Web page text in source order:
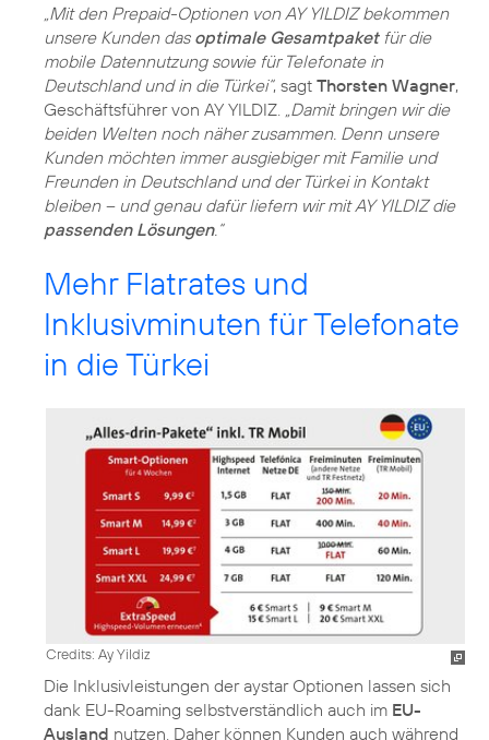
„Mit den Prepaid-Optionen von AY YILDIZ bekommen
unsere Kunden das optimale Gesamtpaketfür die
mobile Datennutzung sowie für Telefonate in
Deutschland und in die Türkei“, sagt Thorsten Wagner,
Geschäftsführer von AY YILDIZ.
„Damit bringen wir die
beiden Welten noch näher zusammen. Denn unsere
Kunden möchten immer ausgiebiger mit Familie und
Freunden in Deutschland und der Türkei in Kontakt
bleiben – und genau dafür liefern wir mit AY YILDIZ die
passenden Lösungen.“
Mehr Flatrates und
Inklusivminuten für Telefonate
in die Türkei
Credits: Ay Yildiz
Die Inklusivleistungen der aystar Optionen lassen sich
dank EU-Roaming selbstverständlich auch im EU-
Ausland nutzen. Daher können Kunden auch während